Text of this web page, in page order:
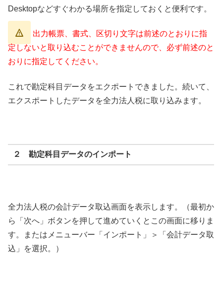
Desktopなどすぐわかる場所を指定しておくと便利です。
出力帳票、書式、区切り文字は前述のとおりに指
定しないと取り込むことができませんので、必ず前述のと
おりに指定してください。
これで勘定科目データをエクポートできました。続いて、
エクスポートしたデータを全力法人税に取り込みます。
２ 勘定科目データのインポート
全力法人税の会計データ取込画面を表示します。（最初か
ら「次へ」ボタンを押して進めていくとこの画面に移りま
す。またはメニューバー「インポート」＞「会計データ取
込」を選択。）